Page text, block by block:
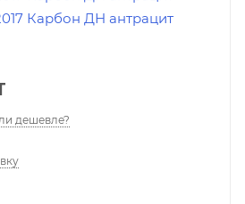
дешевле?